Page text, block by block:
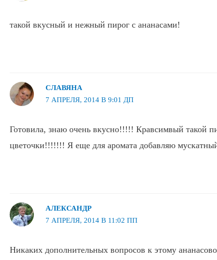
такой вкусный и нежный пирог с ананасами!
СЛАВЯНА
7 АПРЕЛЯ, 2014 В 9:01 ДП
Готовила, знаю очень вкусно!!!!! Кравсимвый такой
цветочки!!!!!!! Я еще для аромата добавляю
АЛЕКСАНДР
7 АПРЕЛЯ, 2014 В 11:02 ПП
Никаких дополнительных вопросов к этому